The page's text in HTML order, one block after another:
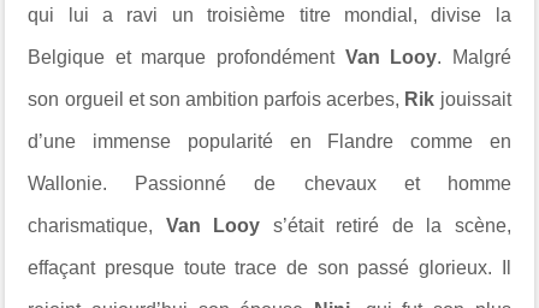
qui lui a ravi un troisième titre mondial, divise la
Belgique et marque profondément Van Looy. Malgré
son orgueil et son ambition parfois acerbes, Rik jouissait
d’une immense popularité en Flandre comme en
Wallonie. Passionné de chevaux et homme
charismatique, Van Looy s’était retiré de la scène,
effaçant presque toute trace de son passé glorieux. Il